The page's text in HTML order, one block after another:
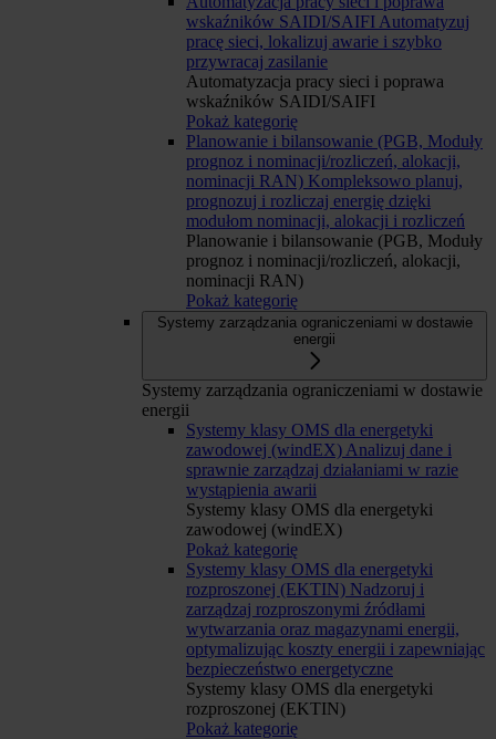
wskaźników SAIDI/SAIFI Automatyzuj
pracę sieci, lokalizuj awarie i szybko
przywracaj zasilanie
Automatyzacja pracy sieci i poprawa
wskaźników SAIDI/SAIFI
Pokaż kategorię
Planowanie i bilansowanie (PGB, Moduły
prognoz i nominacji/rozliczeń, alokacji,
nominacji RAN) Kompleksowo planuj,
prognozuj i rozliczaj energię dzięki
modułom nominacji, alokacji i rozliczeń
Planowanie i bilansowanie (PGB, Moduły
prognoz i nominacji/rozliczeń, alokacji,
nominacji RAN)
Pokaż kategorię
Systemy zarządzania ograniczeniami w dostawie
energii
Systemy zarządzania ograniczeniami w dostawie
energii
Systemy klasy OMS dla energetyki
zawodowej (windEX) Analizuj dane i
sprawnie zarządzaj działaniami w razie
wystąpienia awarii
Systemy klasy OMS dla energetyki
zawodowej (windEX)
Pokaż kategorię
Systemy klasy OMS dla energetyki
rozproszonej (EKTIN) Nadzoruj i
zarządzaj rozproszonymi źródłami
wytwarzania oraz magazynami energii,
optymalizując koszty energii i zapewniając
bezpieczeństwo energetyczne
Systemy klasy OMS dla energetyki
rozproszonej (EKTIN)
Pokaż kategorię